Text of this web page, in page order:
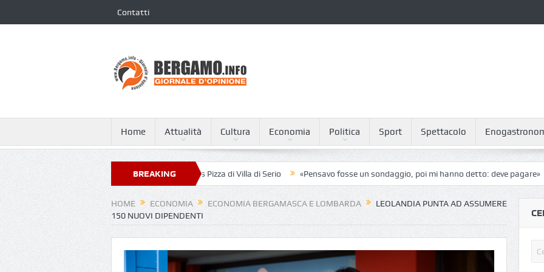
Contatti
Home Attualità Cultura Economia Politica Sport Spettacolo
BREAKING
NEWS
tempo dell’attesa Altro raid al Torcio’s Pizza di Villa di Serio «Pensavo fosse un sondaggio, poi mi hanno detto: deve pagare» A
HOME ECONOMIA ECONOMIA BERGAMASCA E LOMBARDA
LEOLANDIA PUNTA AD ASSUMERE
150 NUOVI DIPENDENTI